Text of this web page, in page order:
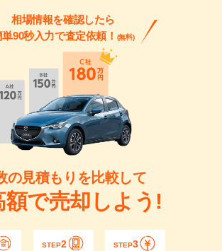
相場情報を確認したら
単90秒入力で査定依頼！ (無料)
の見積もりを比較して
額で売却しよう!
STEP2 STEP3